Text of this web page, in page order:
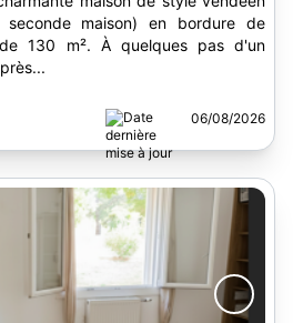
seconde maison) en bordure de
130 m². À quelques pas d'un
06/08/2026